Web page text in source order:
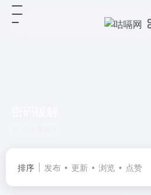
排序 发布 更新 浏览 点赞